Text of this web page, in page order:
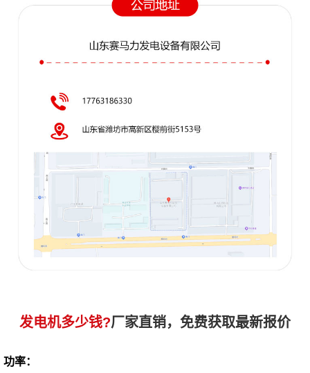
发电机多少钱?厂家直销，免费获取最新报价
功率：